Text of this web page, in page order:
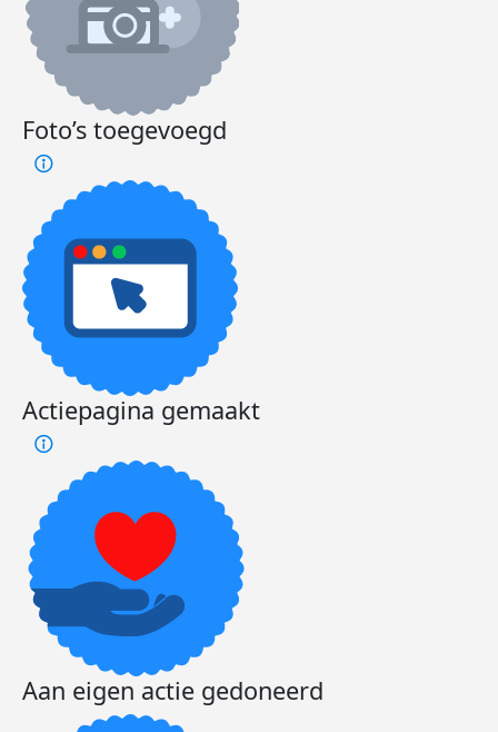
Foto’s toegevoegd
Actiepagina gemaakt
Aan eigen actie gedoneerd